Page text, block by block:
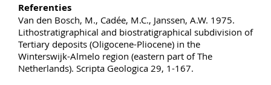
Referenties
Van den Bosch, M., Cadée, M.C., Janssen, A.W. 1975.
Lithostratigraphical and biostratigraphical subdivision of
Tertiary deposits (Oligocene-Pliocene) in the
Winterswijk-Almelo region (eastern part of The
Netherlands). Scripta Geologica 29, 1-167.